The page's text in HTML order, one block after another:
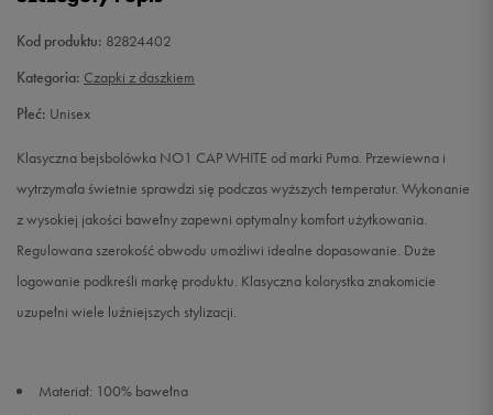
Kod produktu: 82824402
Kategoria: Czapki z daszkiem
Płeć: Unisex
Klasyczna bejsbolówka NO1 CAP WHITE od marki Puma. Przewiewna i
wytrzymała świetnie sprawdzi się podczas wyższych temperatur. Wykonanie
z wysokiej jakości bawełny zapewni optymalny komfort użytkowania.
Regulowana szerokość obwodu umożliwi idealne dopasowanie. Duże
logowanie podkreśli markę produktu. Klasyczna kolorystka znakomicie
uzupełni wiele luźniejszych stylizacji.
Materiał: 100% bawełna